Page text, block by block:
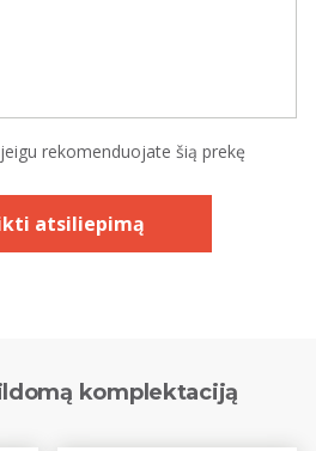
rekomenduojate šią prekę
atsiliepimą
komplektaciją